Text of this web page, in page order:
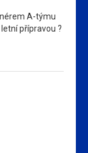
A-týmu
přípravou ?